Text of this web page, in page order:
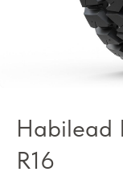
Habilead
R16